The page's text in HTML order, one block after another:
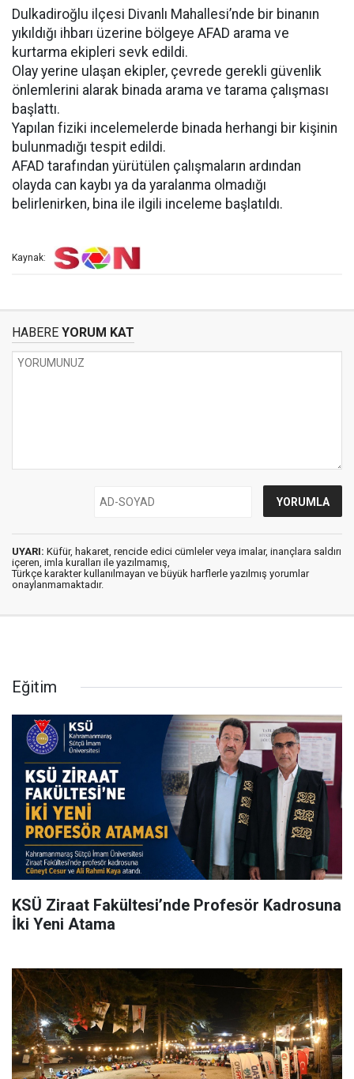
Dulkadiroğlu ilçesi Divanlı Mahallesi’nde bir binanın
yıkıldığı ihbarı üzerine bölgeye AFAD arama ve
kurtarma ekipleri sevk edildi.
Olay yerine ulaşan ekipler, çevrede gerekli güvenlik
önlemlerini alarak binada arama ve tarama çalışması
başlattı.
Yapılan fiziki incelemelerde binada herhangi bir kişinin
bulunmadığı tespit edildi.
AFAD tarafından yürütülen çalışmaların ardından
olayda can kaybı ya da yaralanma olmadığı
belirlenirken, bina ile ilgili inceleme başlatıldı.
Kaynak:
HABERE YORUM KAT
UYARI: Küfür, hakaret, rencide edici cümleler veya imalar, inançlara saldırı
içeren, imla kuralları ile yazılmamış,
Türkçe karakter kullanılmayan ve büyük harflerle yazılmış yorumlar
onaylanmamaktadır.
Eğitim
KSÜ Ziraat Fakültesi’nde Profesör Kadrosuna
İki Yeni Atama